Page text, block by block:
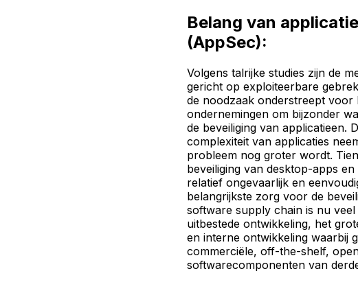
Belang van
(AppSec):
Volgens talrijke studies zijn de
gericht op exploiteerbare
de noodzaak onderstreept voor
ondernemingen om bijzonder
de beveiliging van applicatieen.
complexiteit van applicaties
probleem nog groter wordt.
beveiliging van desktop-apps en
relatief ongevaarlijk en
belangrijkste zorg voor de
software supply chain is nu
uitbestede ontwikkeling, het
en interne ontwikkeling waarbij
commerciële, off-the-shelf,
softwarecomponenten van